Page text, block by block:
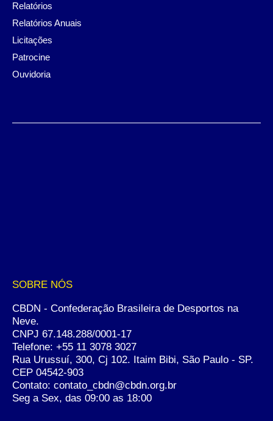
Relatórios
Relatórios Anuais
Licitações
Patrocine
Ouvidoria
SOBRE NÓS
CBDN - Confederação Brasileira de Desportos na
Neve.
CNPJ 67.148.288/0001-17
Telefone: +55 11 3078 3027
Rua Urussuí, 300, Cj 102. Itaim Bibi, São Paulo - SP.
CEP 04542-903
Contato: contato_cbdn@cbdn.org.br
Seg a Sex, das 09:00 as 18:00